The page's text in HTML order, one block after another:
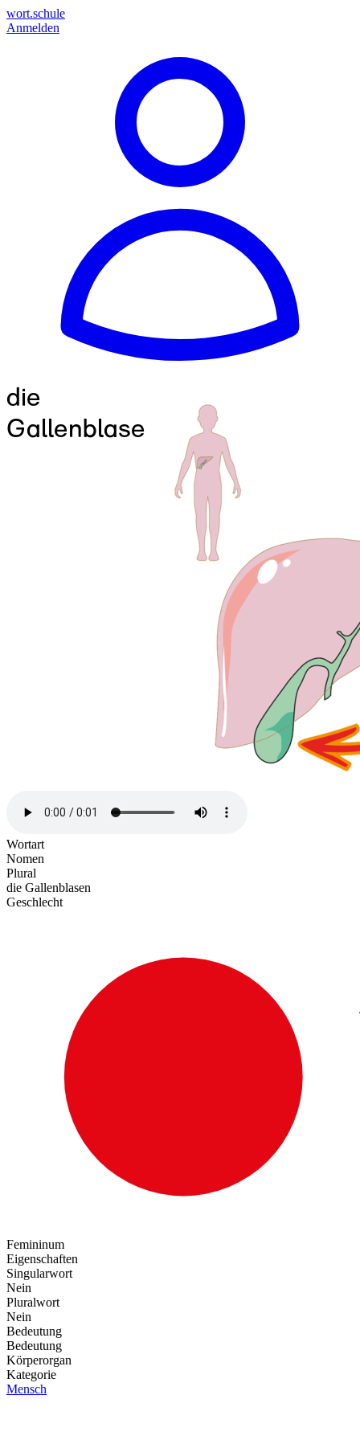
wort.schule
Anmelden
die
Gallenblase
Wortart
Nomen
Plural
die Gallenblasen
Geschlecht
Femininum
Eigenschaften
Singularwort
Nein
Pluralwort
Nein
Bedeutung
Bedeutung
Körperorgan
Kategorie
Mensch